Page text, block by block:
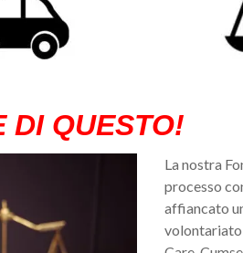
DI QUESTO!
La nostra
processo
affiancato
volontariato